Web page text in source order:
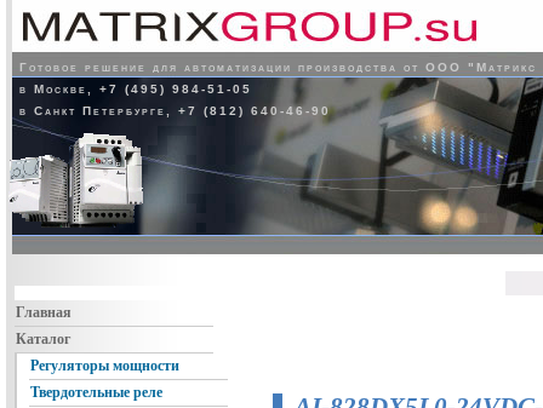
Готовое решение для автоматизации производства от ООО "Матрикс
в Москве, +7 (495) 984-51-05
в Санкт Петербурге, +7 (812) 640-46-90
Главная
Каталог
Регуляторы мощности
Твердотельные реле